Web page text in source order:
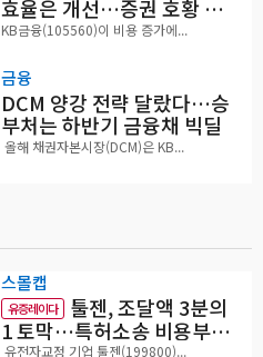
효율은 개선…증권 호황 효
과
KB금융(105560)이 비용 증가에...
금융
DCM 양강 전략 달랐다…승
부처는 하반기 금융채 빅딜
올해 채권자본시장(DCM)은 KB...
스몰캡
유증레이다 툴젠, 조달액 3분의
1 토막…특허소송 비용부터
유전자교정 기업 툴젠(199800)...